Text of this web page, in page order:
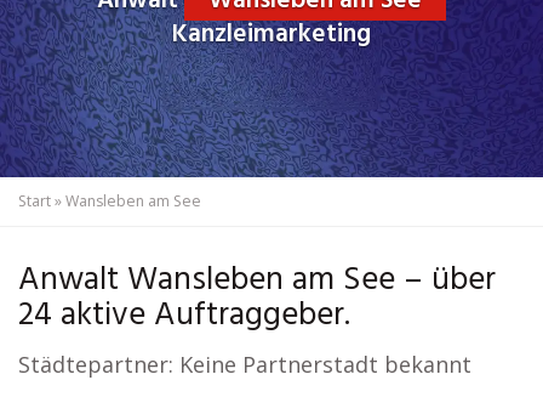
Kanzleimarketing
Start»Wansleben am See
Anwalt Wansleben am See – über
24 aktive Auftraggeber.
Städtepartner: Keine Partnerstadt bekannt